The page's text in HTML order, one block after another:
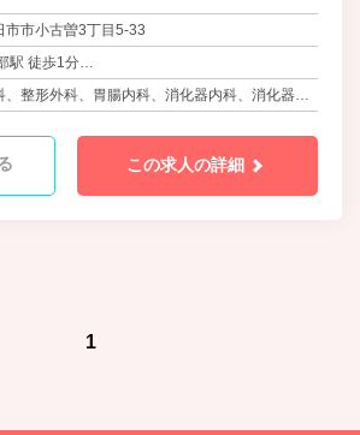
市市小古曽3丁目5-33
駅 徒歩1分
曽 徒歩8分
、整形外科、胃腸内科、消化器内科、消化器外
科
この求人の詳細
1